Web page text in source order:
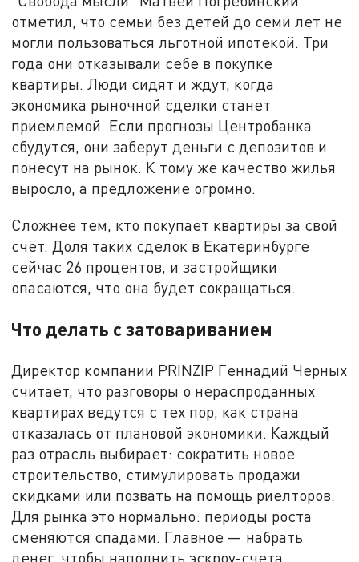
отметил, что семьи без детей до семи лет не
могли пользоваться льготной ипотекой. Три
года они отказывали себе в покупке
квартиры. Люди сидят и ждут, когда
экономика рыночной сделки станет
приемлемой. Если прогнозы Центробанка
сбудутся, они заберут деньги с депозитов и
понесут на рынок. К тому же качество жилья
выросло, а предложение огромно.
Сложнее тем, кто покупает квартиры за свой
счёт. Доля таких сделок в Екатеринбурге
сейчас 26 процентов, и застройщики
опасаются, что она будет сокращаться.
Что делать с затовариванием
Директор компании PRINZIP Геннадий Черных
считает, что разговоры о нераспроданных
квартирах ведутся с тех пор, как страна
отказалась от плановой экономики. Каждый
раз отрасль выбирает: сократить новое
строительство, стимулировать продажи
скидками или позвать на помощь риелторов.
Для рынка это нормально: периоды роста
сменяются спадами. Главное — набрать
денег, чтобы наполнить эскроу‑счета.